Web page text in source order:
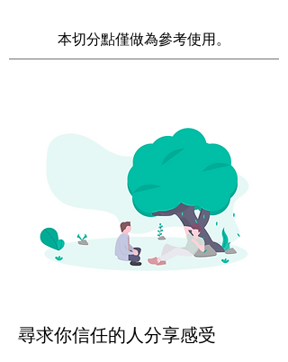
本切分點僅做為參考使用。
尋求你信任的人分享感受